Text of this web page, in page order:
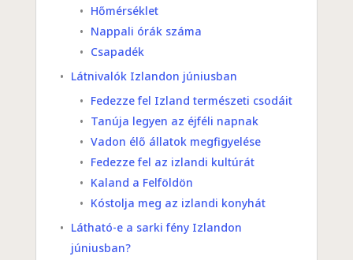
Hőmérséklet
Nappali órák száma
Csapadék
Látnivalók Izlandon júniusban
Fedezze fel Izland természeti csodáit
Tanúja legyen az éjféli napnak
Vadon élő állatok megfigyelése
Fedezze fel az izlandi kultúrát
Kaland a Felföldön
Kóstolja meg az izlandi konyhát
Látható-e a sarki fény Izlandon
júniusban?